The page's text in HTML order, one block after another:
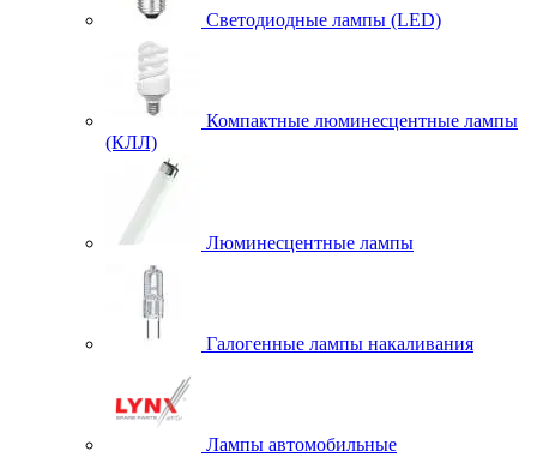
Светодиодные лампы (LED)
Компактные люминесцентные лампы
(КЛЛ)
Люминесцентные лампы
Галогенные лампы накаливания
Лампы автомобильные